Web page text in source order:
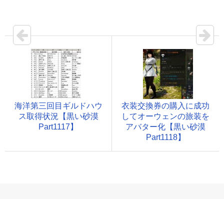
海洋第三回目ギルドハウ
ス取得状況【黒い砂漠
Part1117】
衣装交換券の購入に成功
してオーウェンの旅装を
アバター化【黒い砂漠
Part1118】